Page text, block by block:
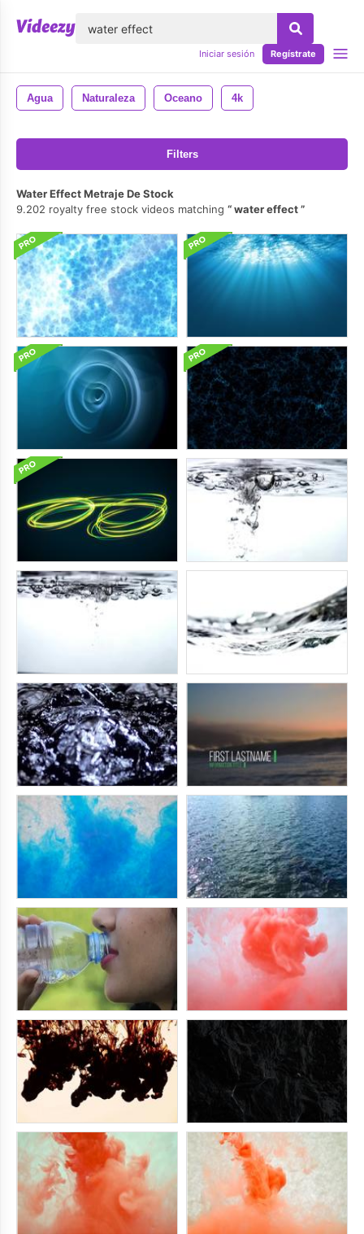
Iniciar sesión Regístrate
Agua Naturaleza Oceano 4k
Filters
Water Effect Metraje De Stock
9.202 royalty free stock videos matching
water effect